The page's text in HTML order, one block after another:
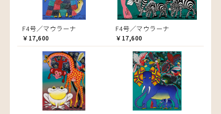
F4号／マウラーナ
￥17,600
F4号／マウラーナ
￥17,600